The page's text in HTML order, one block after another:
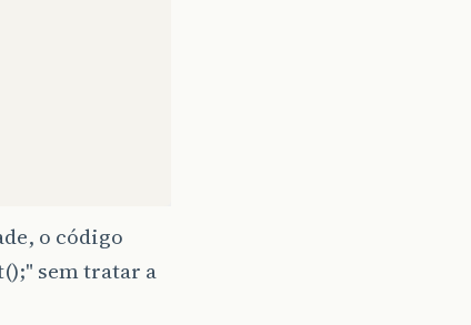
o código
sem tratar a